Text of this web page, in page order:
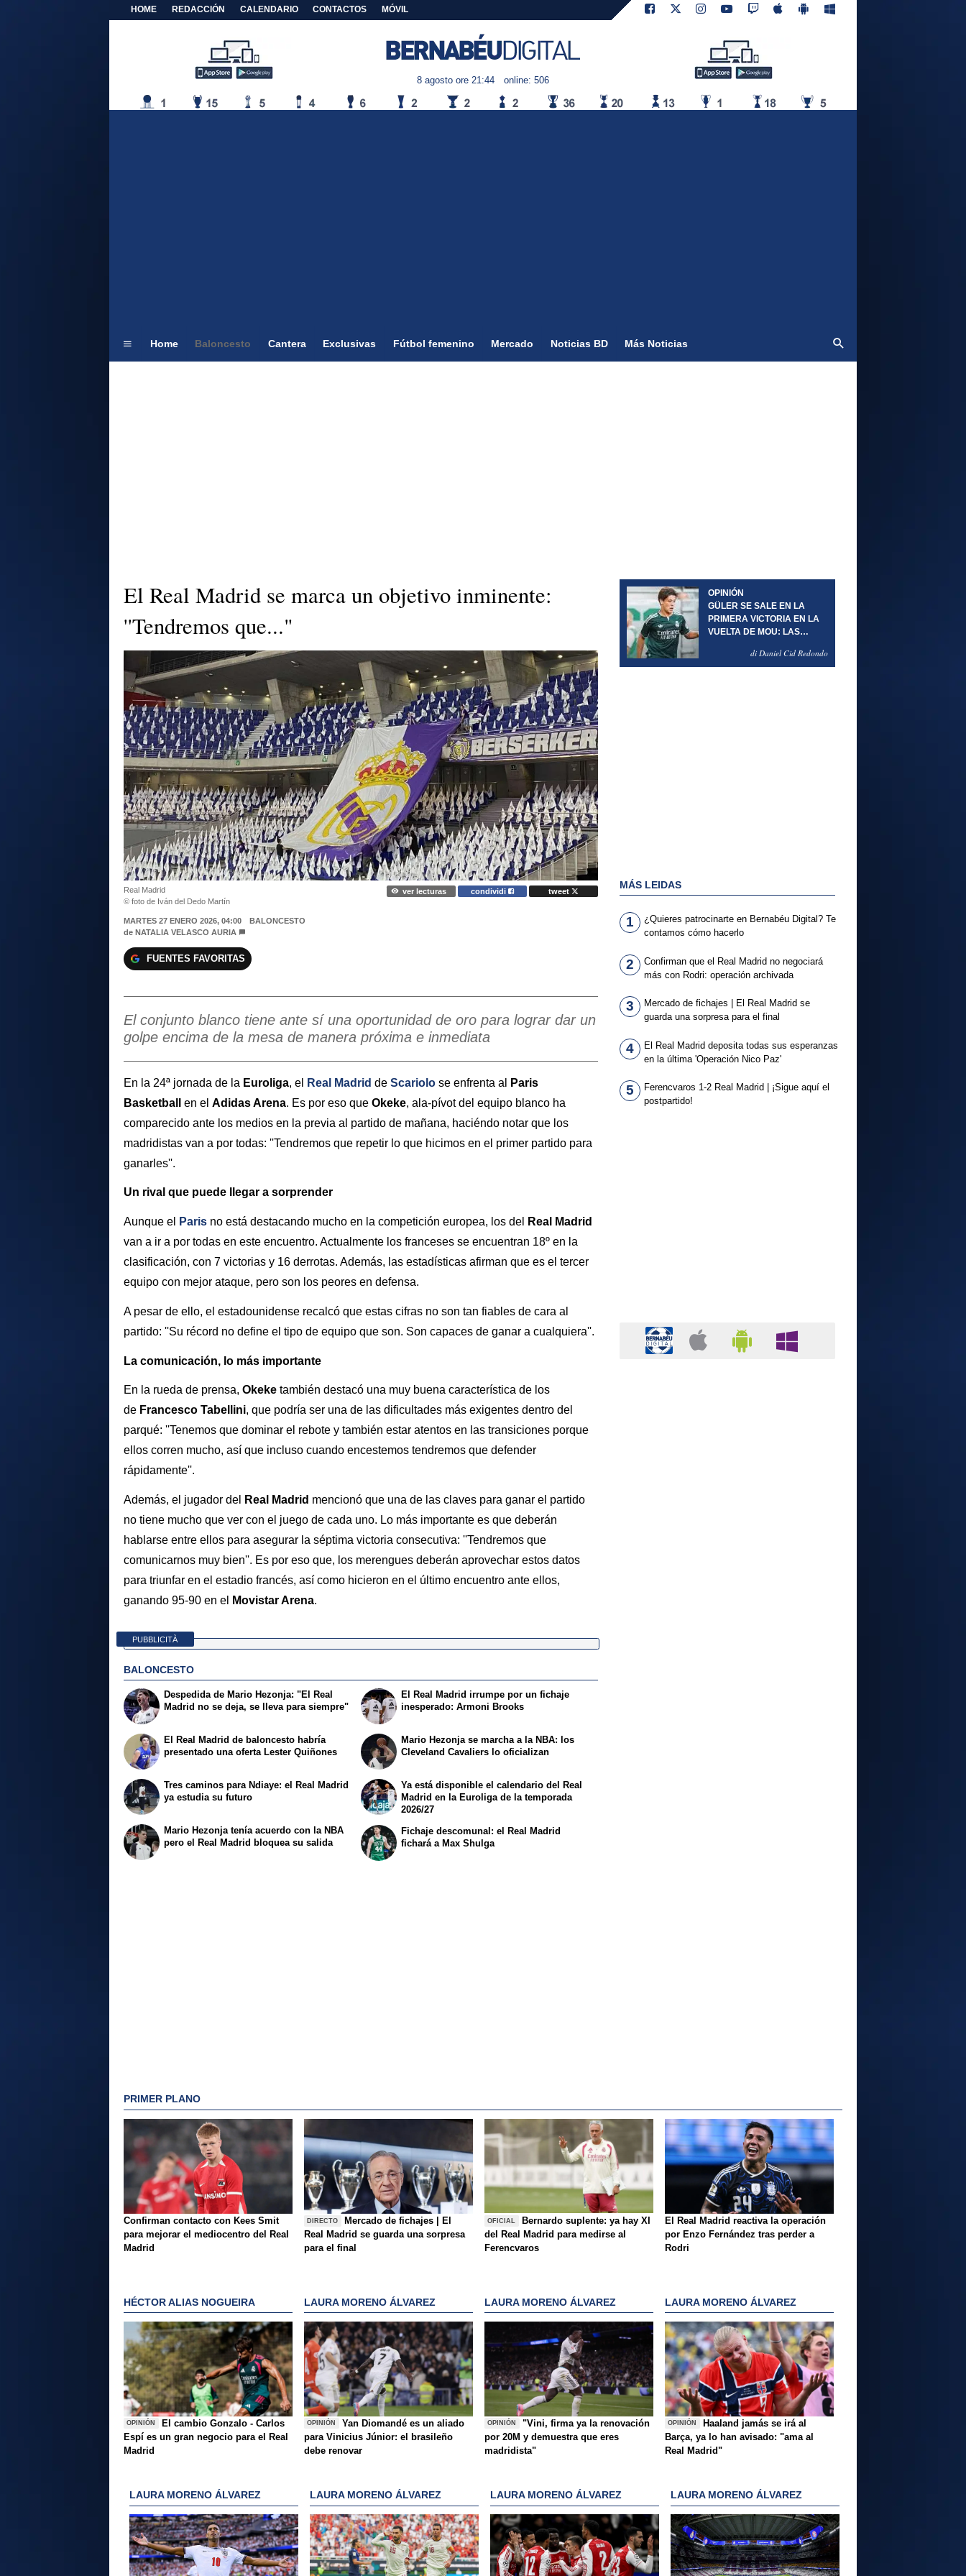
HOME REDACCIÓN CALENDARIO CONTACTOS MÓVIL
8 agosto ore 21:44 online: 506
Home Baloncesto Cantera Exclusivas Fútbol femenino Mercado Noticias BD Más Noticias
El Real Madrid se marca un objetivo inminente:
''Tendremos que..."
Real Madrid
© foto de Iván del Dedo Martín
ver lecturas condividi tweet
MARTES 27 ENERO 2026, 04:00
BALONCESTO
de NATALIA VELASCO AURIA
FUENTES FAVORITAS
El conjunto blanco tiene ante sí una oportunidad de oro para lograr dar un
golpe encima de la mesa de manera próxima e inmediata
En la 24ª jornada de la Euroliga, el Real Madrid de Scariolo se enfrenta al
Paris
Basketball en el Adidas Arena. Es por eso que Okeke, ala-pívot del equipo blanco ha
comparecido ante los medios en la previa al partido de mañana, haciéndo notar que los
madridistas van a por todas: ''Tendremos que repetir lo que hicimos en el primer partido para
ganarles''.
Un rival que puede llegar a sorprender
Aunque el Paris no está destacando mucho en la competición europea, los del
Real Madrid
van a ir a por todas en este encuentro. Actualmente los franceses se encuentran 18º en la
clasificación, con 7 victorias y 16 derrotas. Además, las estadísticas afirman que es el tercer
equipo con mejor ataque, pero son los peores en defensa.
A pesar de ello, el estadounidense recalcó que estas cifras no son tan fiables de cara al
partido: ''Su récord no define el tipo de equipo que son. Son capaces de ganar a cualquiera''.
La comunicación, lo más importante
En la rueda de prensa, Okeke también destacó una muy buena característica de los
de Francesco Tabellini, que podría ser una de las dificultades más exigentes dentro del
parqué: ''Tenemos que dominar el rebote y también estar atentos en las transiciones porque
ellos corren mucho, así que incluso cuando encestemos tendremos que defender
rápidamente''.
Además, el jugador del Real Madrid mencionó que una de las claves para ganar el partido
no tiene mucho que ver con el juego de cada uno. Lo más importante es que deberán
hablarse entre ellos para asegurar la séptima victoria consecutiva: ''Tendremos que
comunicarnos muy bien''. Es por eso que, los merengues deberán aprovechar estos datos
para triunfar en el estadio francés, así como hicieron en el último encuentro ante ellos,
ganando 95-90 en el
Movistar Arena.
PUBBLICITÀ
BALONCESTO
Despedida de Mario Hezonja: "El Real
Madrid no se deja, se lleva para siempre"
El Real Madrid de baloncesto habría
presentado una oferta Lester Quiñones
El Real Madrid irrumpe por un fichaje
inesperado: Armoni Brooks
Mario Hezonja se marcha a la NBA: los
Cleveland Cavaliers lo oficializan
Tres caminos para Ndiaye: el Real Madrid
ya estudia su futuro
Mario Hezonja tenía acuerdo con la NBA
pero el Real Madrid bloquea su salida
Ya está disponible el calendario del Real
Madrid en la Euroliga de la temporada
2026/27
Fichaje descomunal: el Real Madrid
fichará a Max Shulga
OPINIÓN
GÜLER SE SALE EN LA
PRIMERA VICTORIA EN LA
VUELTA DE MOU: LAS
1-2 REAL MADRIDdi Daniel Cid Redondo
MÁS LEIDAS
1
¿Quieres patrocinarte en Bernabéu Digital? Te
contamos cómo hacerlo
2
Confirman que el Real Madrid no negociará
más con Rodri: operación archivada
3
Mercado de fichajes | El Real Madrid se
guarda una sorpresa para el final
4
El Real Madrid deposita todas sus esperanzas
en la última 'Operación Nico Paz'
5
Ferencvaros 1-2 Real Madrid | ¡Sigue aquí el
postpartido!
PRIMER PLANO
Confirman contacto con Kees Smit
para mejorar el mediocentro del Real
Madrid
DIRECTO
Mercado de fichajes | El
Real Madrid se guarda una sorpresa
para el final
OFICIAL
Bernardo suplente: ya hay XI
del Real Madrid para medirse al
Ferencvaros
El Real Madrid reactiva la operación
por Enzo Fernández tras perder a
Rodri
HÉCTOR ALIAS NOGUEIRA
OPINIÓN
El cambio Gonzalo - Carlos
Espí es un gran negocio para el Real
Madrid
LAURA MORENO ÁLVAREZ
OPINIÓN
Yan Diomandé es un aliado
para Vinicius Júnior: el brasileño
debe renovar
LAURA MORENO ÁLVAREZ
OPINIÓN
"Vini, firma ya la renovación
por 20M y demuestra que eres
madridista"
LAURA MORENO ÁLVAREZ
OPINIÓN
Haaland jamás se irá al
Barça, ya lo han avisado: "ama al
Real Madrid"
LAURA MORENO ÁLVAREZ LAURA MORENO ÁLVAREZ LAURA MORENO ÁLVAREZ LAURA MORENO ÁLVAREZ